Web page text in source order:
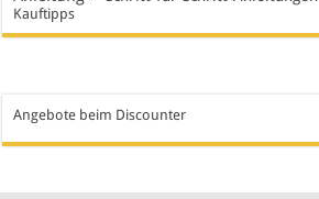
Kauftipps
Angebote beim Discounter